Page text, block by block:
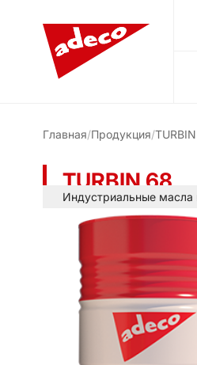
Главная Продукция
TURBIN 68
Индустриальные масла